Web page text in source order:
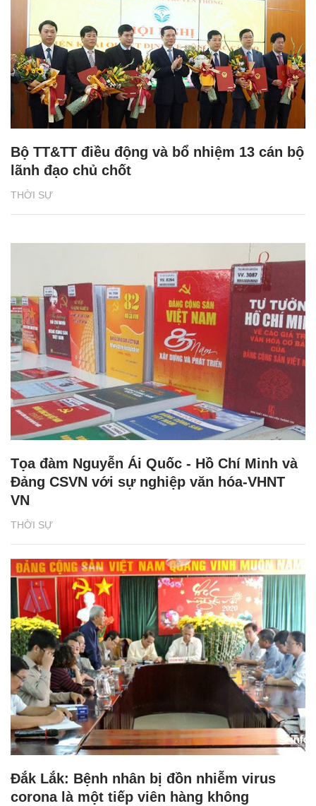
THỜI SỰ
Bộ TT&TT điều động và bổ nhiệm 13 cán bộ
lãnh đạo chủ chốt
THỜI SỰ
Tọa đàm Nguyễn Ái Quốc - Hồ Chí Minh và
Đảng CSVN với sự nghiệp văn hóa-VHNT
VN
Đắk Lắk: Bệnh nhân bị đồn nhiễm virus
corona là một tiếp viên hàng không